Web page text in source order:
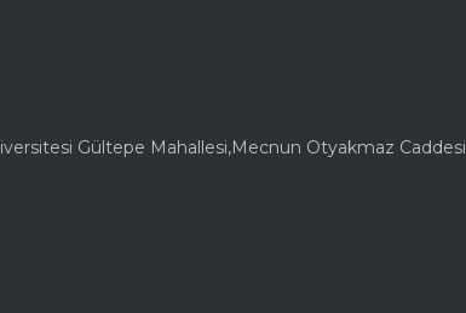
Gültepe Mahallesi,Mecnun Otyakmaz Caddesi